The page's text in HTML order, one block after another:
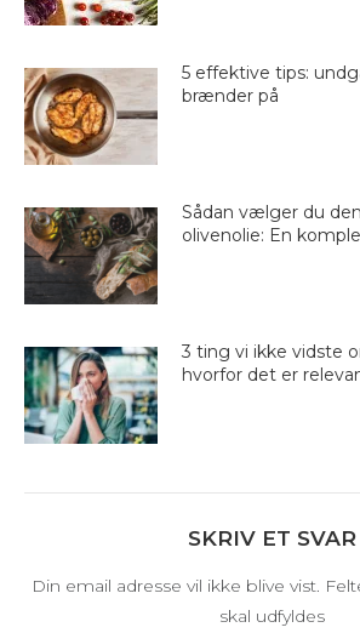
5 effektive tips:
brænder på
Sådan vælger du
olivenolie: En
3 ting vi ikke vidste
hvorfor det er
SKRIV ET SVAR
Din email adresse vil ikke blive vist.
skal udfyldes